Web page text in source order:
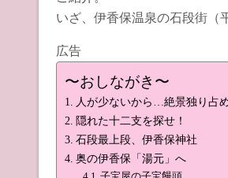
いざ、伊香保温泉の石段街（
広告
〜おしながき〜
人が少ないから…絶景独り占
隠れた十二支を探せ！
石段最上段、伊香保神社
奥の伊香保「湯元」へ